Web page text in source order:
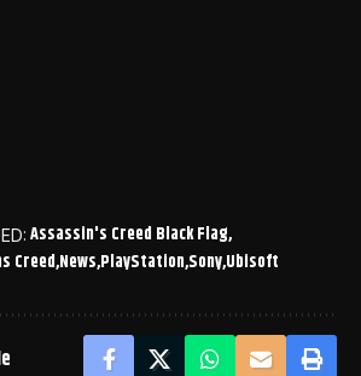
Assassin's Creed Black Flag
Creed News PlayStation SonyUbisoft